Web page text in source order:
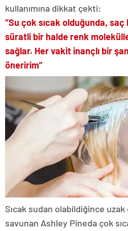
kullanımına dikkat çekti:
“Su çok sıcak olduğunda,
süratli bir halde renk
sağlar. Her vakit inançlı bir
öneririm”
Sıcak sudan olabildiğince
savunan Ashley Pineda çok